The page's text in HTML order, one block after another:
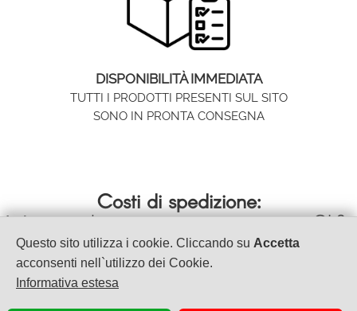
Questo sito utilizza i cookie. Cliccando su Accetta
acconsenti nell`utilizzo dei Cookie.
Informativa estesa
DISPONIBILITÀ IMMEDIATA
TUTTI I PRODOTTI PRESENTI SUL SITO
SONO IN PRONTA CONSEGNA
Costi di spedizione:
Italia >spedizione con corriere espresso GLS
- 24/48 ore
VET & BEAUTY S.A.S.